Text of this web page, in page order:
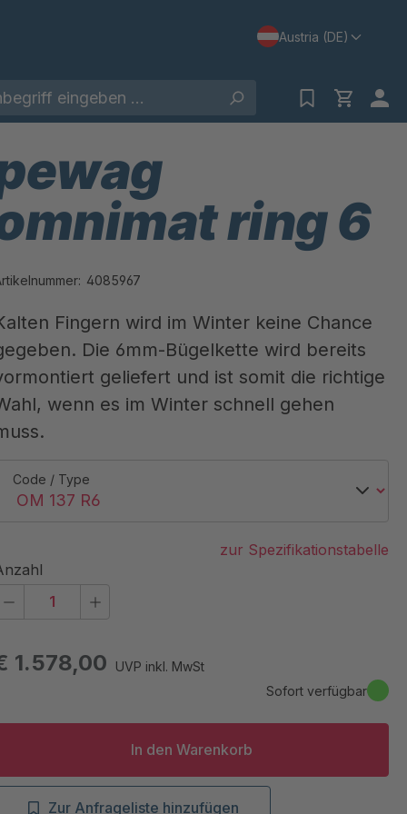
Austria (DE)
ring 6
4085967
Fingern wird im Winter keine Chance
Die 6mm-Bügelkette wird bereits
geliefert und ist somit die richtige
wenn es im Winter schnell gehen
1.578,00
UVP inkl. MwSt
Sofort verfügbar
Code / Type
zur Spezifikationstabelle
In den Warenkorb
Zur Anfrageliste hinzufügen